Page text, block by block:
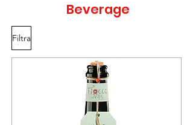
Beverage
Filtra